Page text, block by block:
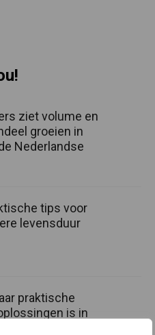
ziet volume en
groeien in
Nederlandse
tips voor
levensduur
praktische
is in